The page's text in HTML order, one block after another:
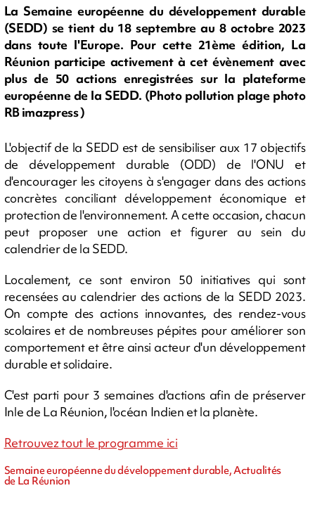
La Semaine européenne du développement durable
(SEDD) se tient du 18 septembre au 8 octobre 2023
dans toute l'Europe. Pour cette 21ème édition, La
Réunion participe activement à cet évènement avec
plus de 50 actions enregistrées sur la plateforme
européenne de la SEDD. (Photo pollution plage photo
RB imazpress )
L'objectif de la SEDD est de sensibiliser aux 17 objectifs
de développement durable (ODD) de l'ONU et
d'encourager les citoyens à s'engager dans des actions
concrètes conciliant développement économique et
protection de l'environnement. A cette occasion, chacun
peut proposer une action et figurer au sein du
calendrier de la SEDD.
Localement, ce sont environ 50 initiatives qui sont
recensées au calendrier des actions de la SEDD 2023.
On compte des actions innovantes, des rendez-vous
scolaires et de nombreuses pépites pour améliorer son
comportement et être ainsi acteur d'un développement
durable et solidaire.
C'est parti pour 3 semaines d'actions afin de préserver
Inle de La Réunion, l'océan Indien et la planète.
Retrouvez tout le programme ici
Semaine européenne du développement durable, Actualités
de La Réunion